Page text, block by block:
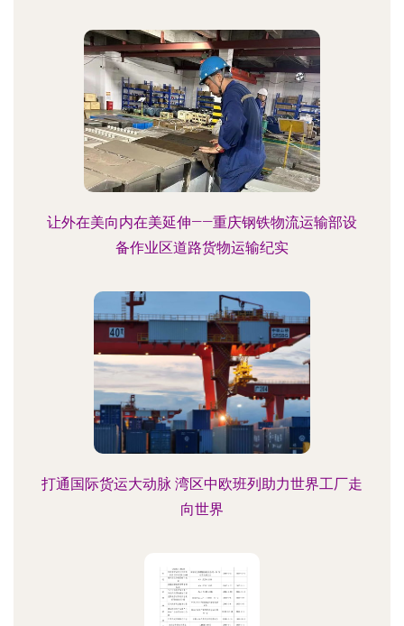
让外在美向内在美延伸——重庆钢铁物流运输部设
备作业区道路货物运输纪实
打通国际货运大动脉 湾区中欧班列助力世界工厂走
向世界